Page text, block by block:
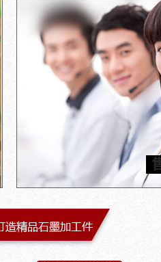
石墨产品加工应用经验超25年，
瑞达就可以为您定制石墨部件，
松坐等收货。信瑞达推进24小
旦发现质量问题，包邮费换